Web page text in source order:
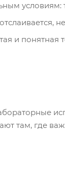
и понятная
там, где